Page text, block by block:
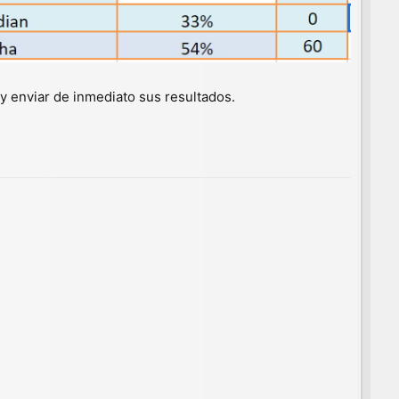
enviar de inmediato sus resultados.